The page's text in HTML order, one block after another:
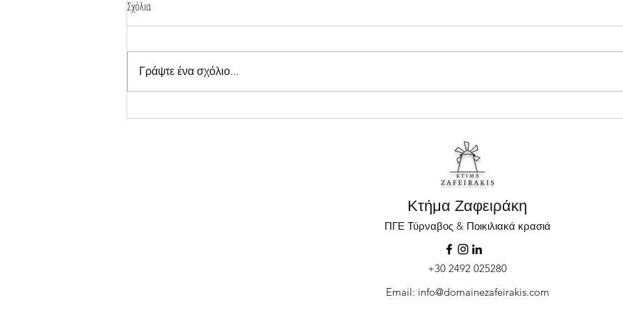
Το Κτήμα Ζαφειράκη στη φιλανθρωπική
Ο Οίνος Natura Μαλαγουζιά 2025 του
Η
Σχόλια
Γράψτε ένα σχόλιο...
Κτήμα Ζαφειράκη
ΠΓΕ Τύρναβος & Ποικιλιακά κρασιά
+30 2492 025280
Email: info@domainezafeirakis.com